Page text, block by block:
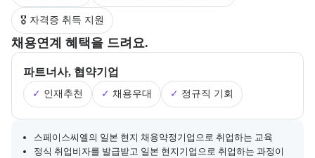
🎖 자격증 취득 지원
채용연계 혜택을 드려요.
부트캠프의 채용 연계 기업 정보와 추가 안내 내용을 제공한다.
파트너사, 협약기업
✓ 인재추천 ✓ 채용우대 ✓ 정규직 기회
채용 연계와 관련된 추가 안내 내용을 마크다운 형식으로 제공한다.
스페이스씨엘의 일본 현지 채용약정기업으로 취업하는 교육
정식 취업비자를 발급받고 일본 현지기업으로 취업하는 과정이